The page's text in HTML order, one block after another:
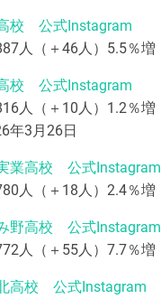
校 公式Instagram
人（＋46人）5.5％増
校 公式Instagram
人（＋10人）1.2％増
年3月26日
業高校 公式Instagram
人（＋18人）2.4％増
野高校 公式Instagram
人（＋55人）7.7％増
高校 公式Instagram